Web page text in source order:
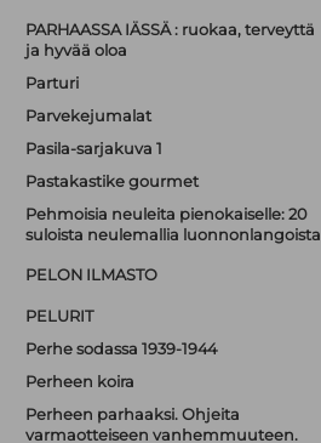
PARHAASSA IÄSSÄ : ruokaa, terveyttä
ja hyvää oloa
Parturi
Parvekejumalat
Pasila-sarjakuva 1
Pastakastike gourmet
Pehmoisia neuleita pienokaiselle: 20
suloista neulemallia luonnonlangoista
PELON ILMASTO
PELURIT
Perhe sodassa 1939-1944
Perheen koira
Perheen parhaaksi. Ohjeita
varmaotteiseen vanhemmuuteen.